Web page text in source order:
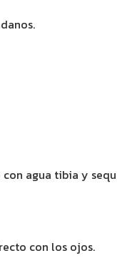
agua tibia y
con los ojos.